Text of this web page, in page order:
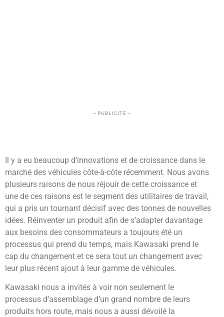
– PUBLICITÉ –
Il y a eu beaucoup d’innovations et de croissance dans le
marché des véhicules côte-à-côte récemment. Nous avons
plusieurs raisons de nous réjouir de cette croissance et
une de ces raisons est le segment des utilitaires de travail,
qui a pris un tournant décisif avec des tonnes de nouvelles
idées. Réinventer un produit afin de s’adapter davantage
aux besoins des consommateurs a toujours été un
processus qui prend du temps, mais Kawasaki prend le
cap du changement et ce sera tout un changement avec
leur plus récent ajout à leur gamme de véhicules.
Kawasaki nous a invités à voir non seulement le
processus d’assemblage d’un grand nombre de leurs
produits hors route, mais nous a aussi dévoilé la